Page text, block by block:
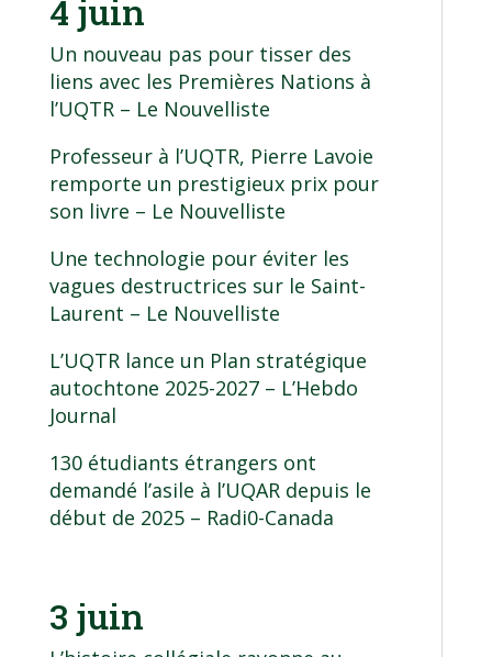
4 juin
Un nouveau pas pour tisser des
liens avec les Premières Nations à
l’UQTR– Le Nouvelliste
Professeur à l’UQTR, Pierre Lavoie
remporte un prestigieux prix pour
son livre – Le Nouvelliste
Une technologie pour éviter les
vagues destructrices sur le Saint-
Laurent – Le Nouvelliste
L’UQTR lance un Plan stratégique
autochtone 2025-2027– L’Hebdo
Journal
130 étudiants étrangers ont
demandé l’asile à l’UQAR depuis le
début de 2025– Radi0-Canada
3 juin